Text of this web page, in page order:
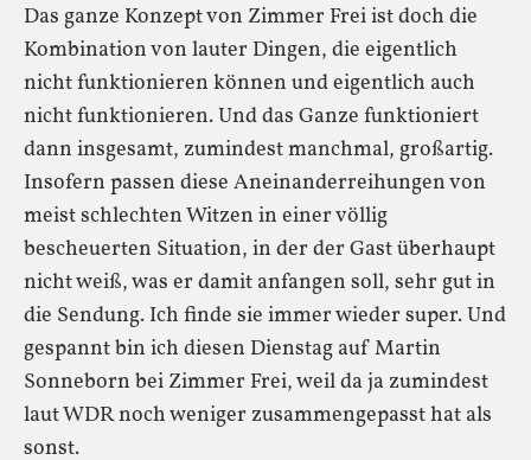
Das ganze Konzept von Zimmer Frei ist doch die
Kombination von lauter Dingen, die eigentlich
nicht funktionieren können und eigentlich auch
nicht funktionieren. Und das Ganze funktioniert
dann insgesamt, zumindest manchmal, großartig.
Insofern passen diese Aneinanderreihungen von
meist schlechten Witzen in einer völlig
bescheuerten Situation, in der der Gast überhaupt
nicht weiß, was er damit anfangen soll, sehr gut in
die Sendung. Ich finde sie immer wieder super. Und
gespannt bin ich diesen Dienstag auf Martin
Sonneborn bei Zimmer Frei, weil da ja zumindest
laut WDR noch weniger zusammengepasst hat als
sonst.